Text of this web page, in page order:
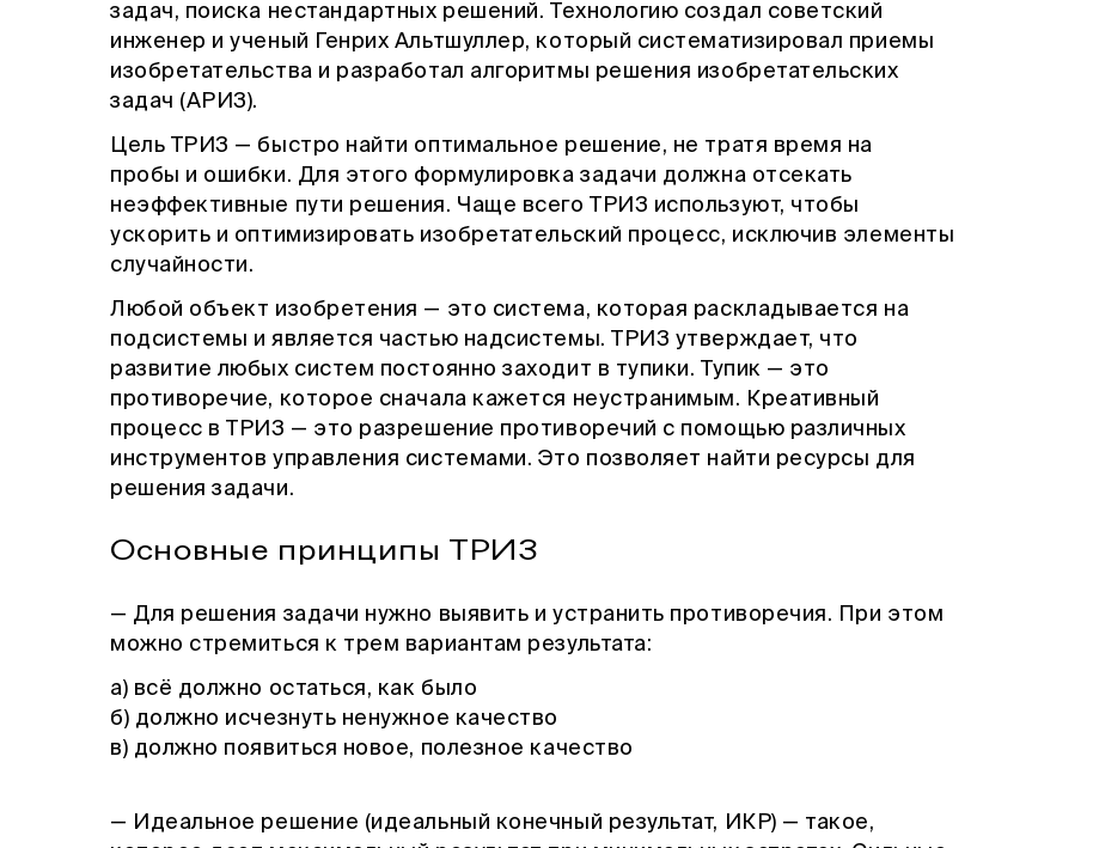
задач, поиска нестандартных решений. Технологию создал советский
инженер и ученый Генрих Альтшуллер, который систематизировал приемы
изобретательства и разработал алгоритмы решения изобретательских
задач (АРИЗ).
Цель ТРИЗ — быстро найти оптимальное решение, не тратя время на
пробы и ошибки. Для этого формулировка задачи должна отсекать
неэффективные пути решения. Чаще всего ТРИЗ используют, чтобы
ускорить и оптимизировать изобретательский процесс, исключив элементы
случайности.
Любой объект изобретения — это система, которая раскладывается на
подсистемы и является частью надсистемы. ТРИЗ утверждает, что
развитие любых систем постоянно заходит в тупики. Тупик — это
противоречие, которое сначала кажется неустранимым. Креативный
процесс в ТРИЗ — это разрешение противоречий с помощью различных
инструментов управления системами. Это позволяет найти ресурсы для
решения задачи.
Основные принципы ТРИЗ
— Для решения задачи нужно выявить и устранить противоречия. При этом
можно стремиться к трем вариантам результата:
а) всё должно остаться, как было
б) должно исчезнуть ненужное качество
в) должно появиться новое, полезное качество
— Идеальное решение (идеальный конечный результат, ИКР) — такое,